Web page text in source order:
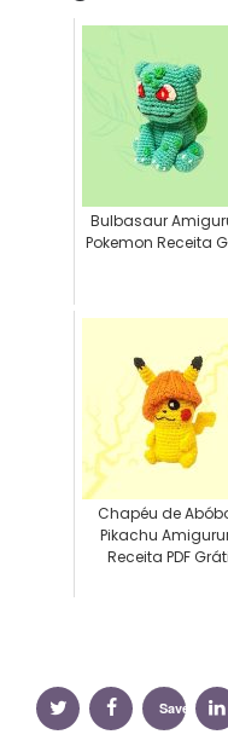
Bulbasaur
Pokemon Receita
Chapéu de
Pikachu
Receita PDF
Save